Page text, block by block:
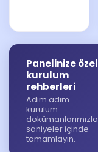
Panelinize özel
kurulum
rehberleri
Adım adım
kurulum
dokümanlarımızla
saniyeler içinde
tamamlayın.